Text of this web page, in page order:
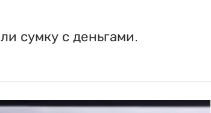
сумку с деньгами.